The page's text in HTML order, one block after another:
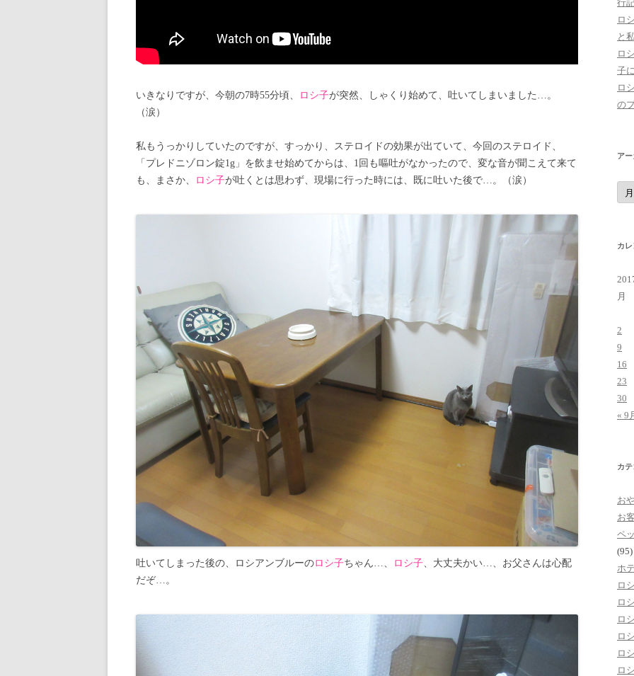
いきなりですが、今朝の7時55分頃、 ロシ子が突然、しゃくり始めて、吐いてしまいました…。
（涙）
私もうっかりしていたのですが、すっかり、ステロイドの効果が出ていて、今回のステロイド、
「プレドニゾロン錠1g」を飲ませ始めてからは、1回も嘔吐がなかったので、変な音が聞こえて来て
も、まさか、
ロシ子が吐くとは思わず、現場に行った時には、既に吐いた後で…。（涙）
吐いてしまった後の、ロシアンブルーのロシ子ちゃん…、 ロシ子 、大丈夫かい…、お父さんは心配
だぞ…。
行
ロ
と
ロ
子
ロ
の
ア
ア
ー
カ
カ
月
2
9
16
23
30
« 9
カ
お
お
ペ
(95)
ホ
ロ
ロ
ロ
ロ
ロ
ロ